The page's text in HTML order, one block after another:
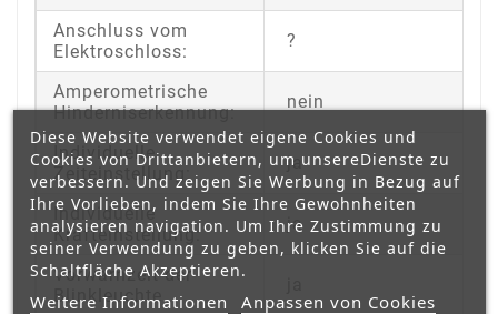
Anschluss vom
Elektroschloss:
?
Amperometrische
Hinderniserkennung:
nein
Individuelle
Zeiteinstellung:
ja
Individuelle
Krafteinstellung:
ja
Vorwarnzeit der
Blinkleuchte
Diese Website verwendet eigene Cookies und
Cookies von Drittanbietern, um unsereDienste zu
verbessern. Und zeigen Sie Werbung in Bezug auf
Ihre Vorlieben, indem Sie Ihre Gewohnheiten
analysieren navigation. Um Ihre Zustimmung zu
seiner Verwendung zu geben, klicken Sie auf die
Schaltfläche Akzeptieren.
Weitere Informationen Anpassen von Cookies